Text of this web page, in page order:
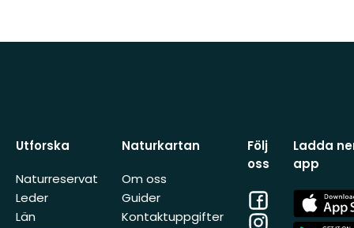
Utforska
Naturreservat
Leder
Län
Naturkartan
Om oss
Guider
Kontaktuppgifter
Följ
oss
Facebook
Instagram
Ladda
app
App
Store